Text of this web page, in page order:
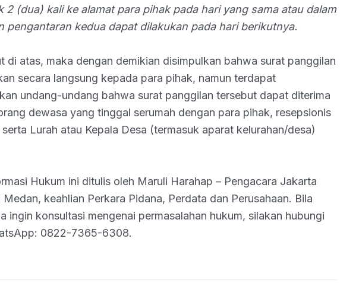
2 (dua) kali ke alamat para pihak pada hari yang sama atau dalam
pengantaran kedua dapat dilakukan pada hari berikutnya.
di atas, maka dengan demikian disimpulkan bahwa surat panggilan
secara langsung kepada para pihak, namun terdapat
undang-undang bahwa surat panggilan tersebut dapat diterima
dewasa yang tinggal serumah dengan para pihak, resepsionis
Lurah atau Kepala Desa (termasuk aparat kelurahan/desa)
Hukum ini ditulis oleh Maruli Harahap – Pengacara Jakarta
Medan, keahlian Perkara Pidana, Perdata dan Perusahaan. Bila
ingin konsultasi mengenai permasalahan hukum, silakan hubungi
0822-7365-6308.